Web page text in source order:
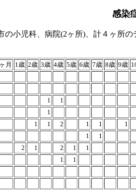
感染
の小児科、病院(2ヶ所)、計４ヶ所の
11日～令
月 1歳 2歳 3歳 4歳 5歳 6歳 7歳 8歳 9歳
1 1
1
1 1 2 1 1 1
1 1
2 1 2 1 1
1 1